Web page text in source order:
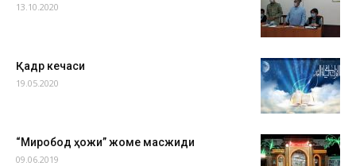
13.10.2020
Қадр кечаси
19.05.2020
“Миробод ҳожи” жоме масжиди
09.06.2019